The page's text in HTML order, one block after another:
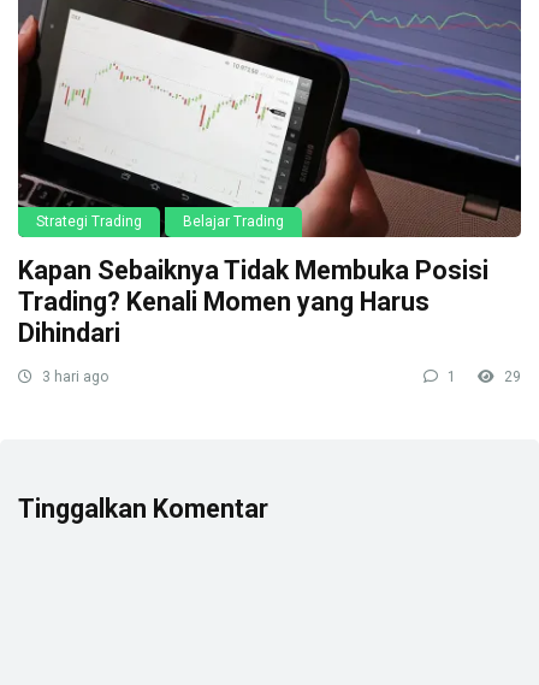
Strategi Trading Belajar Trading
Kapan Sebaiknya Tidak Membuka Posisi
Trading? Kenali Momen yang Harus
Dihindari
3 hari ago 1 29
Tinggalkan Komentar